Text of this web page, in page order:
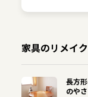
家具のリメイ
長方
のや